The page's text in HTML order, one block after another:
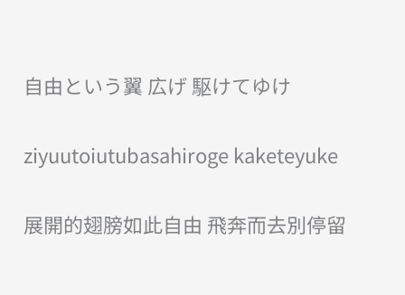
自由という翼 広げ 駆けてゆけ
ziyuutoiutubasahiroge kaketeyuke
展開的翅膀如此自由 飛奔而去別停留